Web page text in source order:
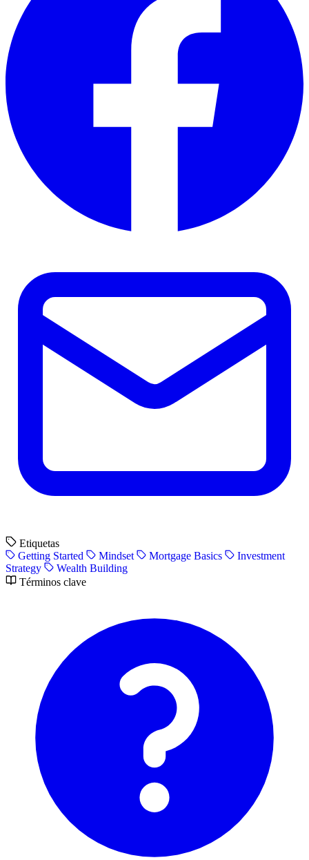
Etiquetas
Getting Started
Mindset Mortgage Basics
Investment
Strategy
Wealth Building
Términos clave